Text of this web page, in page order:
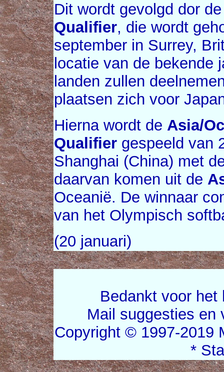
Dit wordt gevolgd dor
Qualifier, die wordt
september in Surrey,
locatie van de bekende
landen zullen
plaatsen zich voor
Hierna wordt de Asia/
Qualifiergespeeld van
Shanghai (China) met
daarvan komen uit de
Oceanië. De winnaar
van het Olympisch
(20 januari)
Bedankt voor
Mail suggesties en
Copyright © 1997-2019
*